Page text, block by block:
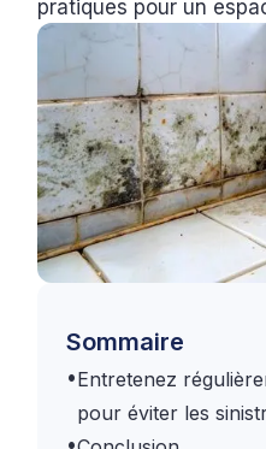
pratiques pour un
Sommaire
•Entretenez
pour éviter les